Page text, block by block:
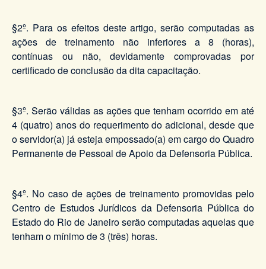
§2º. Para os efeitos deste artigo, serão computadas as
ações de treinamento não inferiores a 8 (horas),
contínuas ou não, devidamente comprovadas por
certificado de conclusão da dita capacitação.
§3º. Serão válidas as ações que tenham ocorrido em até
4 (quatro) anos do requerimento do adicional, desde que
o servidor(a) já esteja empossado(a) em cargo do Quadro
Permanente de Pessoal de Apoio da Defensoria Pública.
§4º. No caso de ações de treinamento promovidas pelo
Centro de Estudos Jurídicos da Defensoria Pública do
Estado do Rio de Janeiro serão computadas aquelas que
tenham o mínimo de 3 (três) horas.